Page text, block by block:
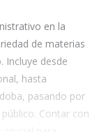
en la
de materias
Incluye desde
hasta
pasando por
Contar con